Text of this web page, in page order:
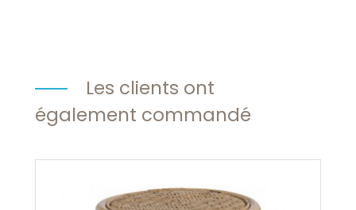
Les clients ont
également commandé